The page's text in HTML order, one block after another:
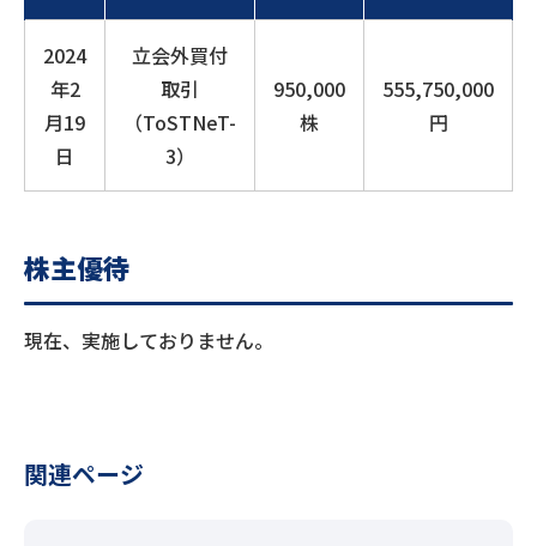
2024
年2
月19
日
立会外買付
取引
（ToSTNeT-
3）
950,000
株
555,750,000
円
株主優待
現在、実施しておりません。
関連ページ